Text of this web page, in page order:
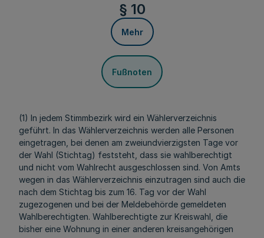
§ 10
Mehr
Fußnoten
(1) In jedem Stimmbezirk wird ein Wählerverzeichnis
geführt. In das Wählerverzeichnis werden alle Personen
eingetragen, bei denen am zweiundvierzigsten Tage vor
der Wahl (Stichtag) feststeht, dass sie wahlberechtigt
und nicht vom Wahlrecht ausgeschlossen sind. Von Amts
wegen in das Wählerverzeichnis einzutragen sind auch die
nach dem Stichtag bis zum 16. Tag vor der Wahl
zugezogenen und bei der Meldebehörde gemeldeten
Wahlberechtigten. Wahlberechtigte zur Kreiswahl, die
bisher eine Wohnung in einer anderen kreisangehörigen